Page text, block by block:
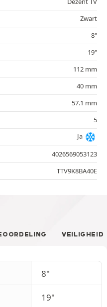
Zwart
8"
19"
112 mm
40 mm
57.1 mm
5
Ja
4026569053123
TTV9K8BA40E
VEILIGHEID
8"
19"